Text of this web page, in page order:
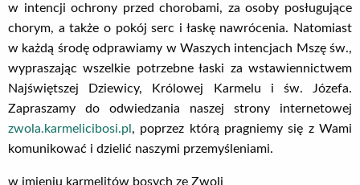
w intencji ochrony przed chorobami, za osoby posługujące
chorym, a także o pokój serc i łaskę nawrócenia. Natomiast
w każdą środę odprawiamy w Waszych intencjach Mszę św.,
wypraszając wszelkie potrzebne łaski za wstawiennictwem
Najświętszej Dziewicy, Królowej Karmelu i św. Józefa.
Zapraszamy do odwiedzania naszej strony internetowej
zwola.karmelicibosi.pl , poprzez którą pragniemy się z Wami
komunikować i dzielić naszymi przemyśleniami.
w imieniu karmelitów bosych ze Zwoli